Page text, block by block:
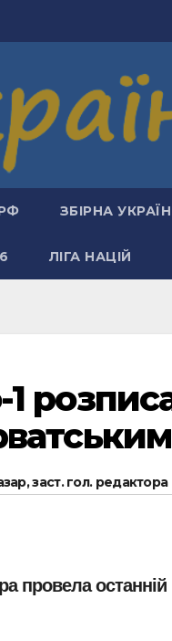
ЗБІРНА
ЛІГА НАЦІЙ
заст. гол. редактора
провела